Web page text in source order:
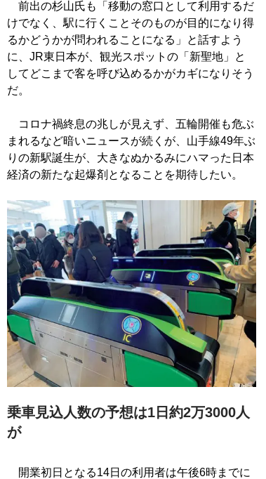
前出の杉山氏も「移動の窓口として利用するだ
けでなく、駅に行くことそのものが目的になり得
るかどうかが問われることになる」と話すよう
に、JR東日本が、観光スポットの「新聖地」と
してどこまで客を呼び込めるかがカギになりそう
だ。
コロナ禍終息の兆しが見えず、五輪開催も危ぶ
まれるなど暗いニュースが続くが、山手線49年ぶ
りの新駅誕生が、大きなぬかるみにハマった日本
経済の新たな起爆剤となることを期待したい。
乗車見込人数の予想は1日約2万3000人
が
開業初日となる14日の利用者は午後6時までに